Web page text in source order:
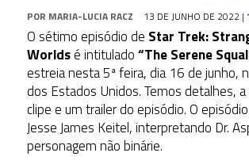
POR MARIA-LUCIA RACZ 13 DE JUNHO DE 2022 |
O sétimo episódio de Star Trek:
Worldsé intitulado“The Serene
estreia nesta 5ª feira, dia 16 de junho,
dos Estados Unidos. Temos detalhes,
clipe e um trailer do episódio. O
Jesse James Keitel, interpretando Dr.
personagem não binárie.